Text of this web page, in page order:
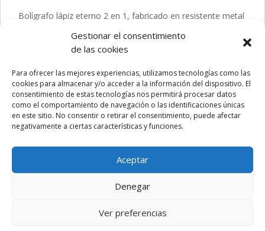
Gestionar el consentimiento
de las cookies
Para ofrecer las mejores experiencias, utilizamos tecnologías como las
cookies para almacenar y/o acceder a la información del dispositivo. El
consentimiento de estas tecnologías nos permitirá procesar datos
como el comportamiento de navegación o las identificaciones únicas
en este sitio. No consentir o retirar el consentimiento, puede afectar
negativamente a ciertas características y funciones.
Aceptar
Denegar
Ver preferencias
Bolígrafo lápiz eterno 2 en 1, fabricado en resistente metal
en un extremo (carga jumbo y tinta azul), y lápiz eterno en
el otro extremo, para así usar siempre el mismo lápiz y no
generar residuos. Presentado en estuche individual negro.
PRODUCTOS RELACIONADOS